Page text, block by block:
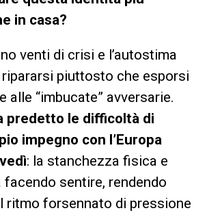
in casa?
venti di crisi e l’autostima
ripararsi piuttosto che esporsi
alle “imbucate” avversarie.
predetto le difficoltà di
impegno con l’Europa
: la stanchezza fisica e
sentire, rendendo
ritmo forsennato di pressione